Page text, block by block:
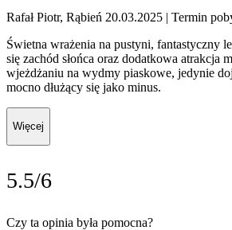
Rafał Piotr, Rąbień 20.03.2025 | Termin
Świetna wrażenia na pustyni, fantastyczny
się zachód słońca oraz dodatkowa atrakcja
wjeżdżaniu na wydmy piaskowe, jedynie
mocno dłużący się jako minus.
Więcej
5.5/6
Czy ta opinia była pomocna?